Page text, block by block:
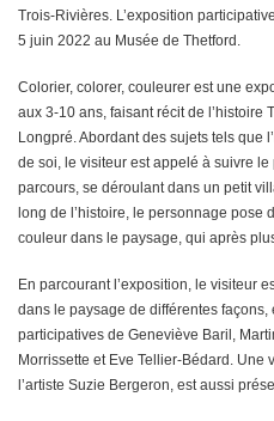
Trois-Rivières. L’exposition
5 juin 2022 au Musée de Thetford.
Colorier, colorer, couleurer est une
aux 3-10 ans, faisant récit de l’histoire
Longpré. Abordant des sujets tels que
de soi, le visiteur est appelé à suivre
parcours, se déroulant dans un petit
long de l’histoire, le personnage pose
couleur dans le paysage, qui après
En parcourant l’exposition, le visiteur
dans le paysage de différentes
participatives de Geneviève Baril,
Morrissette et Eve Tellier-Bédard. Une
l’artiste Suzie Bergeron, est aussi